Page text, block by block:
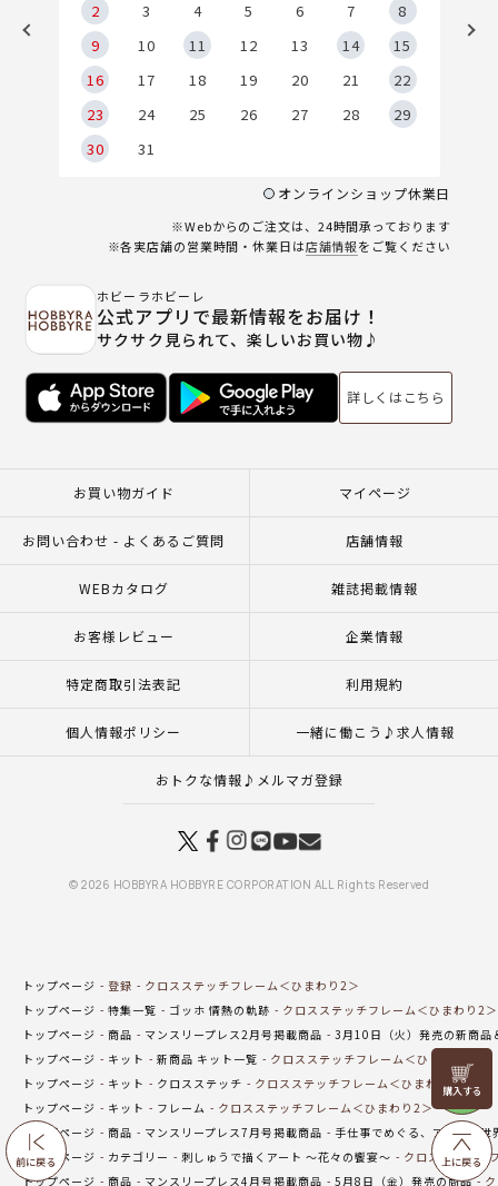
前に戻る
リリヤン
フェア
上に戻る
2
3 4 5 6 7
8
9
10 11 12 13 14
15
16
17 18 19 20 21
22
23
24 25 26 27 28
29
30
31
オンラインショップ休業日
※Webからのご注文は、24時間承っております
※各実店舗の営業時間・休業日は店舗情報をご覧ください
ホビーラホビーレ
公式アプリで最新情報をお届け！
サクサク見られて、楽しいお買い物♪
詳しくはこちら
お買い物ガイド マイページ
お問い合わせ - よくあるご質問 店舗情報
WEBカタログ 雑誌掲載情報
お客様レビュー 企業情報
特定商取引法表記 利用規約
個人情報ポリシー 一緒に働こう♪求人情報
おトクな情報♪メルマガ登録
© 2026 HOBBYRA HOBBYRE CORPORATION ALL Rights Reserved
トップページ 登録
クロスステッチフレーム＜ひまわり2＞
トップページ
特集一覧 ゴッホ 情熱の軌跡
クロスステッチフレーム＜ひまわり2＞
トップページ
商品 マンスリープレス2月号掲載商品
3月10日（火）発売の新商品
トップページ
キット 新商品 キット一覧
クロスステッチフレーム＜ひまわり2＞
トップページ
キット クロスステッチ
クロスステッチフレーム＜ひまわり2＞
トップページ
キット フレーム
クロスステッチフレーム＜ひまわり2＞
トップページ
商品 マンスリープレス7月号掲載商品
手仕事でめぐる、アートの世
トップページ
カテゴリー 刺しゅうで描くアート ～花々の饗宴～
クロスステッチ
トップページ
商品 マンスリープレス4月号掲載商品 5月8日（金）発売の商品